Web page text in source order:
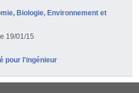
Biologie, Environnement et
19/01/15
pour l'ingénieur